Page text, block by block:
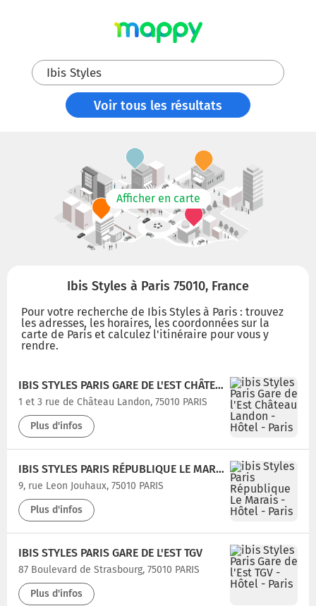
Ibis Styles
Voir tous les résultats
Afficher en carte
Ibis Styles à Paris 75010, France
Pour votre recherche de Ibis Styles à Paris : trouvez
les adresses, les horaires, les coordonnées sur la
carte de Paris et calculez l'itinéraire pour vous y
rendre.
IBIS STYLES PARIS GARE DE L'EST CHÂTEAU LANDON
1 et 3 rue de Château Landon, 75010 PARIS
Plus d'infos
IBIS STYLES PARIS RÉPUBLIQUE LE MARAIS
9, rue Leon Jouhaux, 75010 PARIS
Plus d'infos
IBIS STYLES PARIS GARE DE L'EST TGV
87 Boulevard de Strasbourg, 75010 PARIS
Plus d'infos